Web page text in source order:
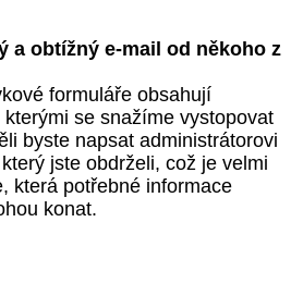
a obtížný e-mail od někoho z
formuláře obsahují
se snažíme vystopovat
byste napsat administrátorovi
jste obdrželi, což je velmi
která potřebné informace
konat.